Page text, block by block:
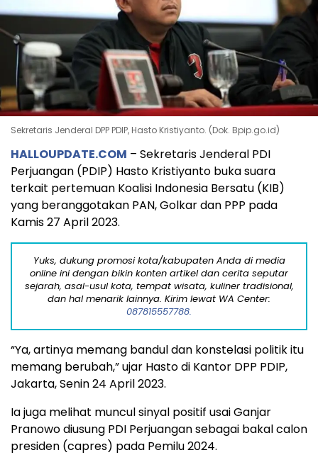
Sekretaris Jenderal DPP PDIP, Hasto Kristiyanto. (Dok. Bpip.go.id)
HALLOUPDATE.COM – Sekretaris Jenderal PDI
Perjuangan (PDIP) Hasto Kristiyanto buka suara
terkait pertemuan Koalisi Indonesia Bersatu (KIB)
yang beranggotakan PAN, Golkar dan PPP pada
Kamis 27 April 2023.
Yuks, dukung promosi kota/kabupaten Anda di media
online ini dengan bikin konten artikel dan cerita seputar
sejarah, asal-usul kota, tempat wisata, kuliner tradisional,
dan hal menarik lainnya. Kirim lewat WA Center:
087815557788.
“Ya, artinya memang bandul dan konstelasi politik itu
memang berubah,” ujar Hasto di Kantor DPP PDIP,
Jakarta, Senin 24 April 2023.
Ia juga melihat muncul sinyal positif usai Ganjar
Pranowo diusung PDI Perjuangan sebagai bakal calon
presiden (capres) pada Pemilu 2024.